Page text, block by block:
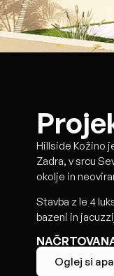
Hillside Kožino
Zadra, v srcu
okolje in
Stavba z le 4
bazeni in
Oglej si